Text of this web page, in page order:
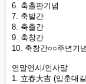
6. 축출판기념
7. 축발간
8. 축출간
9. 축창간
10. 축창간○○주년기념
연말연시/인사말
1. 立春大吉 (입춘대